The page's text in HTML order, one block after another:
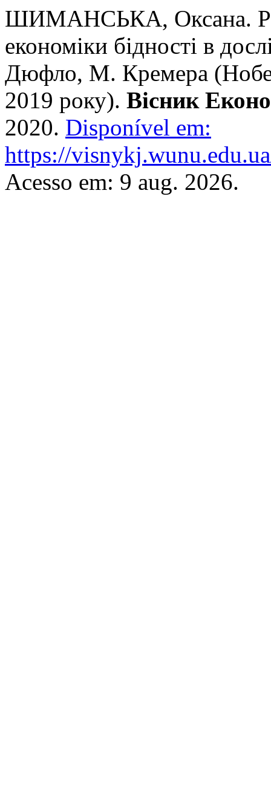
ШИМАНСЬКА, Оксана.
економіки бідності в
Дюфло, М. Кремера
2019 року). Вісник
2020. Disponível em:
https://
Acesso em: 9 aug. 2026.